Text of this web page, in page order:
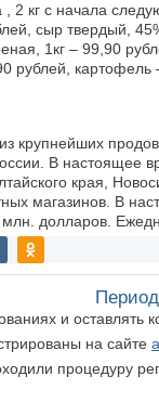
2 кг с начала
сыр твердый,
1кг – 99,90
рублей, картофель
крупнейших
В настоящее
края,
магазинов. В
долларов.
и оставлять
на сайте
процедуру